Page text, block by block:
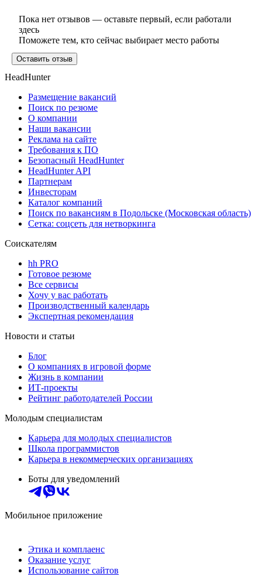
Пока нет отзывов — оставьте первый, если работали
здесь
Поможете тем, кто сейчас выбирает место работы
Оставить отзыв
HeadHunter
Размещение вакансий
Поиск по резюме
О компании
Наши вакансии
Реклама на сайте
Требования к ПО
Безопасный HeadHunter
HeadHunter API
Партнерам
Инвесторам
Каталог компаний
Поиск по вакансиям в Подольске (Московская область)
Сетка: соцсеть для нетворкинга
Соискателям
hh PRO
Готовое резюме
Все сервисы
Хочу у вас работать
Производственный календарь
Экспертная рекомендация
Новости и статьи
Блог
О компаниях в игровой форме
Жизнь в компании
ИТ-проекты
Рейтинг работодателей России
Молодым специалистам
Карьера для молодых специалистов
Школа программистов
Карьера в некоммерческих организациях
Боты для уведомлений
Мобильное приложение
Этика и комплаенс
Оказание услуг
Использование сайтов